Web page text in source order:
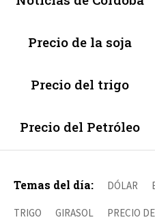
Precio de la soja
Precio del trigo
Precio del Petróleo
Temas del día: DÓLAR
TRIGO GIRASOL PRECIO